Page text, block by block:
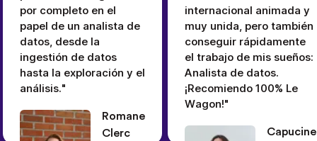
por completo en el
papel de un analista de
datos, desde la
ingestión de datos
hasta la exploración y el
análisis."
Romane
Clerc
internacional animada y
muy unida, pero también
conseguir rápidamente
el trabajo de mis sueños:
Analista de datos.
¡Recomiendo 100% Le
Wagon!"
Capucine